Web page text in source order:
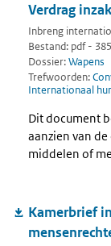
Verdrag
Inbreng
Bestand: pdf -
Dossier:Wapens
Trefwoorden:
Internationaal
Dit document
aanzien van
middelen of
Kamerbrief